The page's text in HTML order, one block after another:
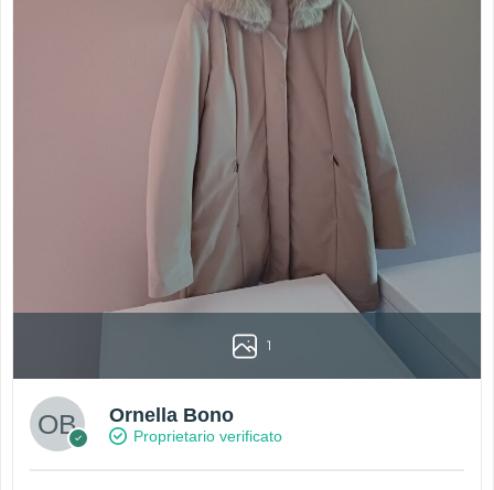
1
Ornella Bono
Proprietario verificato